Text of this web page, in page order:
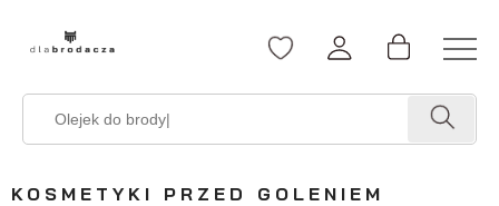
KOSMETYKI PRZED GOLENIEM